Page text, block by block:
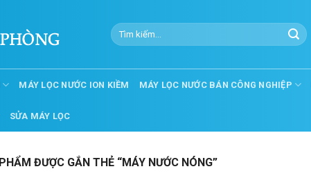
Tìm
kiếm:
MÁY LỌC NƯỚC ION KIỀM MÁY LỌC NƯỚC BÁN CÔNG NGHIỆP
SỬA MÁY LỌC
ĐƯỢC GẮN THẺ “MÁY NƯỚC NÓNG”